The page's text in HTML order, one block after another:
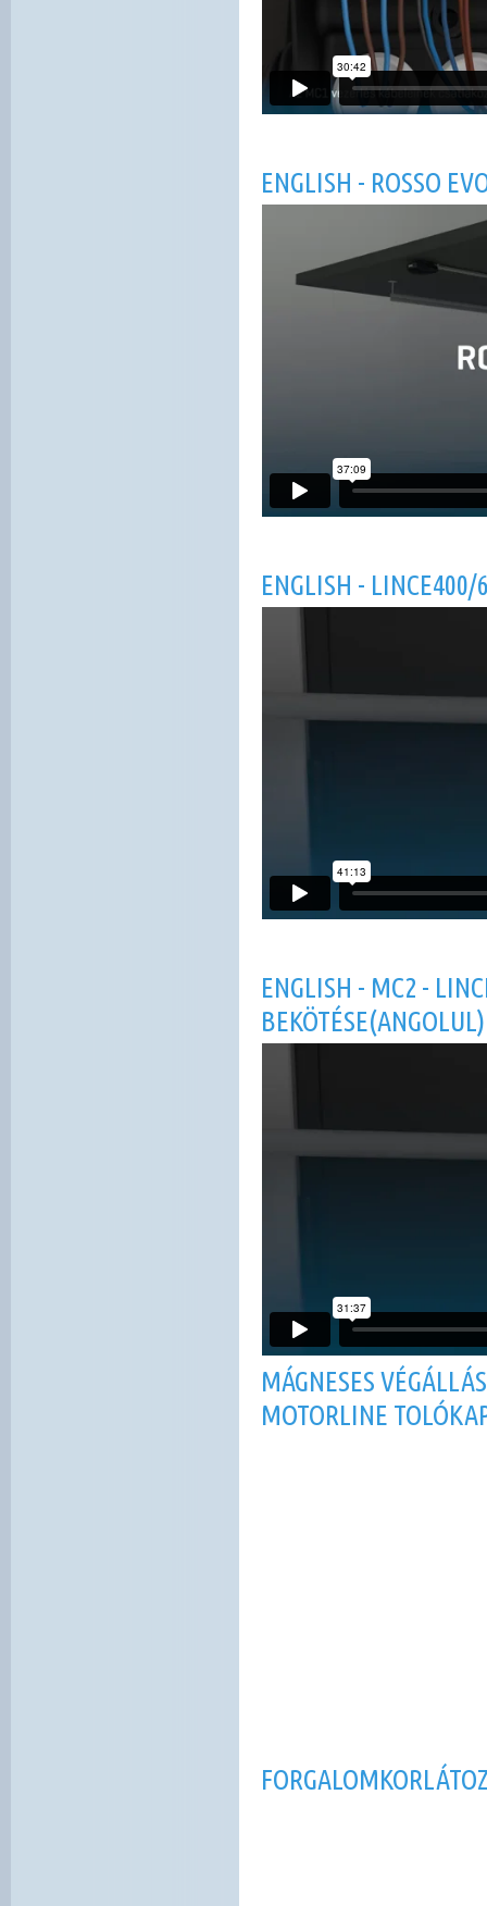
ENGLISH - ROSSO
ENGLISH - LINCE400/
ENGLISH - MC2 -
BEKÖTÉSE(ANGOLUL)
MÁGNESES
MOTORLINE